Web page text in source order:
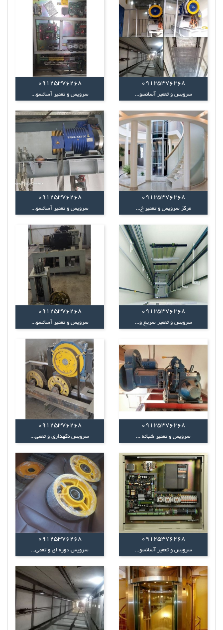
09125376268
سرویس و تعمیر آسانسو...
09125376268
سرویس و تعمیر آسانسو...
09125376268
مرکز سرویس و تعمیر خ...
09125376268
سرویس و تعمیر آسانسو...
09125376268
سرویس و تعمیر سریع و...
09125376268
سرویس و تعمیر آسانسو...
09125376268
سرویس و تعمیر شبانه ...
09125376268
سرویس نگهداری و تعمی...
09125376268
سرویس و تعمیر آسانسو...
09125376268
سرویس دوره ای و تعمی...